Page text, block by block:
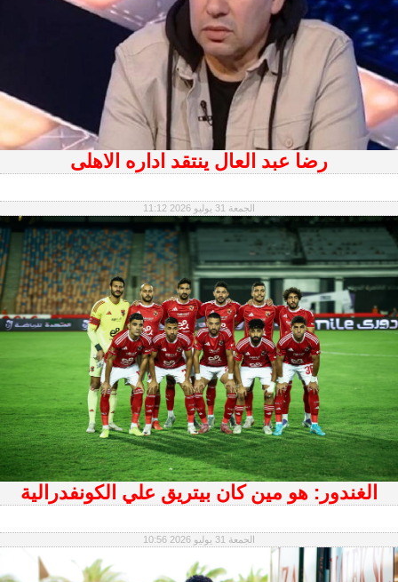
رضا عبد العال ينتقد اداره الاهلى
الجمعة 31 يوليو 2026 11:12
الغندور: هو مين كان بيتريق علي الكونفدرالية
الجمعة 31 يوليو 2026 10:56